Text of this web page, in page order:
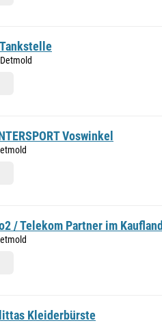
Voswinkel
/ Telekom Partner im Kaufland
Kleiderbürste